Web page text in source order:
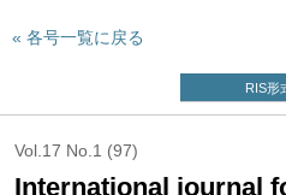
各号一覧に戻る
RIS形
Vol.17 No.1 (97)
International journal